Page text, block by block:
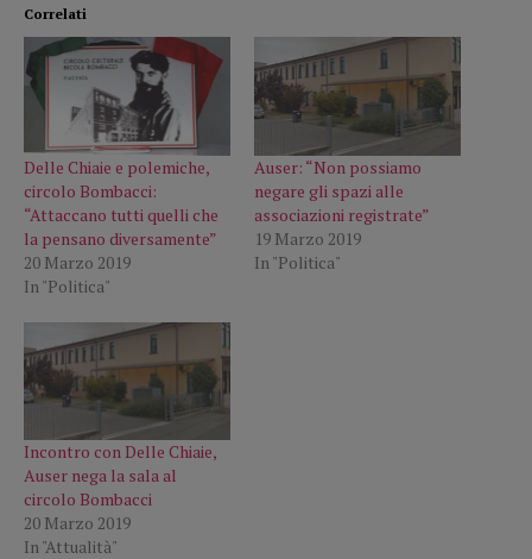
Correlati
Delle Chiaie e polemiche,
circolo Bombacci:
“Attaccano tutti quelli che
la pensano diversamente”
20 Marzo 2019
In "Politica"
Auser: “Non possiamo
negare gli spazi alle
associazioni registrate”
19 Marzo 2019
In "Politica"
Incontro con Delle Chiaie,
Auser nega la sala al
circolo Bombacci
20 Marzo 2019
In "Attualità"